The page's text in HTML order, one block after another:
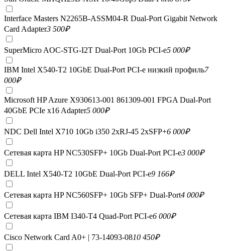
Interface Masters N2265B-ASSM04-R Dual-Port Gigabit Network
Card Adapter3 500₽
SuperMicro AOC-STG-I2T Dual-Port 10Gb PCI-e5 000₽
IBM Intel X540-T2 10GbE Dual-Port PCI-e низкий профиль7
000₽
Microsoft HP Azure X930613-001 861309-001 FPGA Dual-Port
40GbE PCIe x16 Adapter5 000₽
NDC Dell Intel X710 10Gb i350 2xRJ-45 2xSFP+6 000₽
Сетевая карта HP NC530SFP+ 10Gb Dual-Port PCI-e3 000₽
DELL Intel X540-T2 10GbE Dual-Port PCI-e9 166₽
Сетевая карта HP NC560SFP+ 10Gb SFP+ Dual-Port4 000₽
Сетевая карта IBM I340-T4 Quad-Port PCI-e6 000₽
Cisco Network Card A0+ | 73-14093-0810 450₽